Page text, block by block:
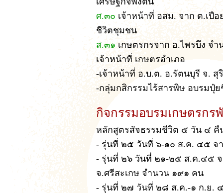
ศ.๓๐ เจ้าหน้าที่ อสม. จาก ต.เปื
ชีวิตชุมชน
ส.๓๑ เกษตรกรจาก อ.ไพรบึง จ
เจ้าหน้าที่ เกษตรอำเภอ
-เจ้าหน้าที่ อ.บ.ต. อ.รัตนบุรี จ.
-กลุ่มกสิกรรมไร้สารพิษ อบรมปุ๋
กิจกรรมอบรมเกษตรกร
หลักสูตรสัจธรรมชีวิต ๕ วัน ๔ คื
- รุ่นที่ ๒๕ วันที่ ๖-๑๐ ส.ค. ๔๕ จ
- รุ่นที่ ๒๖ วันที่ ๒๑-๒๕ ส.ค.๔๕ จ
จ.ศรีสะเกษ จำนวน ๑๙๑ คน
- รุ่นที่ ๒๗ วันที่ ๒๘ ส.ค.-๑ ก.ย.